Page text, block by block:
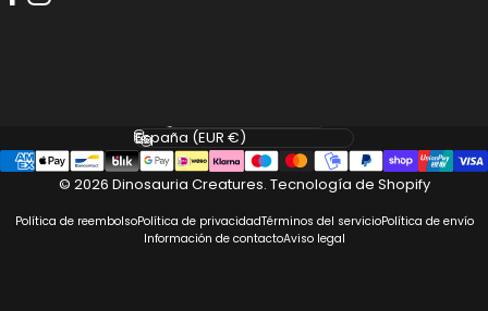
© 2026 Dinosauria Creatures. Tecnología de Shopify
Política de reembolsoPolítica de privacidadTérminos del servicioPolítica de envío
Información de contactoAviso legal
Idioma
País/región